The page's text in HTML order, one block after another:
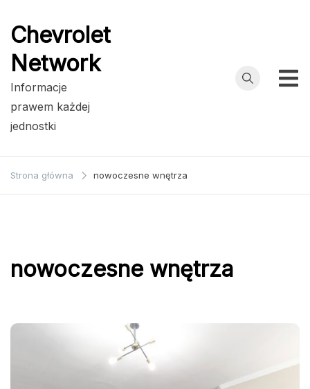
doChevrolet
Network
Informacje
prawem każdej
jednostki
Strona główna nowoczesne wnętrza
nowoczesne wnętrza